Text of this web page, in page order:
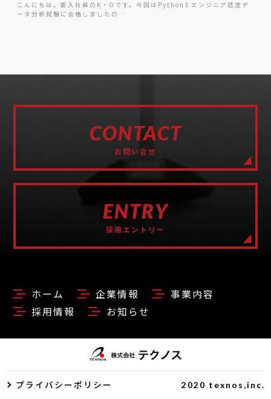
こんにちは。新入社員のK・Oです。今回はPython3 エンジニア認定デ
ータ分析試験に合格しましたの…
CONTACT
お問い合せ
ENTRY
採用エントリー
ホーム 企業情報
事業内容
採用情報
お知らせ
プライバシーポリシー 2020 texnos,inc.